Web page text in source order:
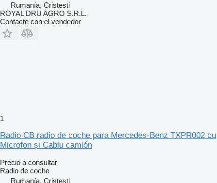
Rumanía, Cristesti
ROYAL DRU AGRO S.R.L.
Contacte con el vendedor
1
Radio CB radio de coche para Mercedes-Benz TXPR002 cu
Microfon și Cablu camión
Precio a consultar
Radio de coche
Rumanía, Cristesti